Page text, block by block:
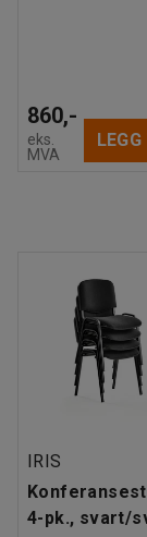
860,-
eks.
MVA
IRIS
4-pk., svart/